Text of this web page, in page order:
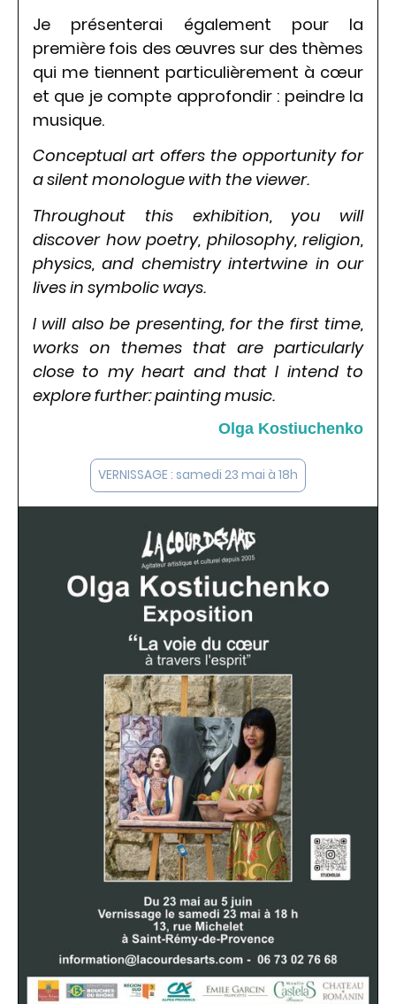
Je présenterai également pour la
première fois des œuvres sur des thèmes
qui me tiennent particulièrement à cœur
et que je compte approfondir : peindre la
musique.
Conceptual art offers the opportunity for
a silent monologue with the viewer.
Throughout this exhibition, you will
discover how poetry, philosophy, religion,
physics, and chemistry intertwine in our
lives in symbolic ways.
I will also be presenting, for the first time,
works on themes that are particularly
close to my heart and that I intend to
explore further: painting music.
Olga Kostiuchenko
VERNISSAGE : samedi 23 mai à 18h